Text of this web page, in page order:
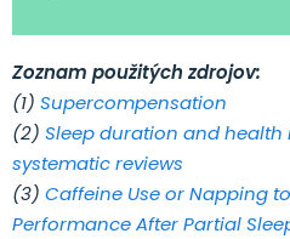
Zoznam použitých zdrojov:
(1) Supercompensation
(2) Sleep duration and health
systematic reviews
(3) Caffeine Use or Napping
Performance After Partial